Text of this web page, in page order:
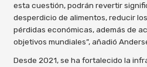
esta cuestión, podrán revertir
desperdicio de alimentos, reducir
pérdidas económicas, además de
objetivos mundiales”, añadió
Desde 2021, se ha fortalecido la